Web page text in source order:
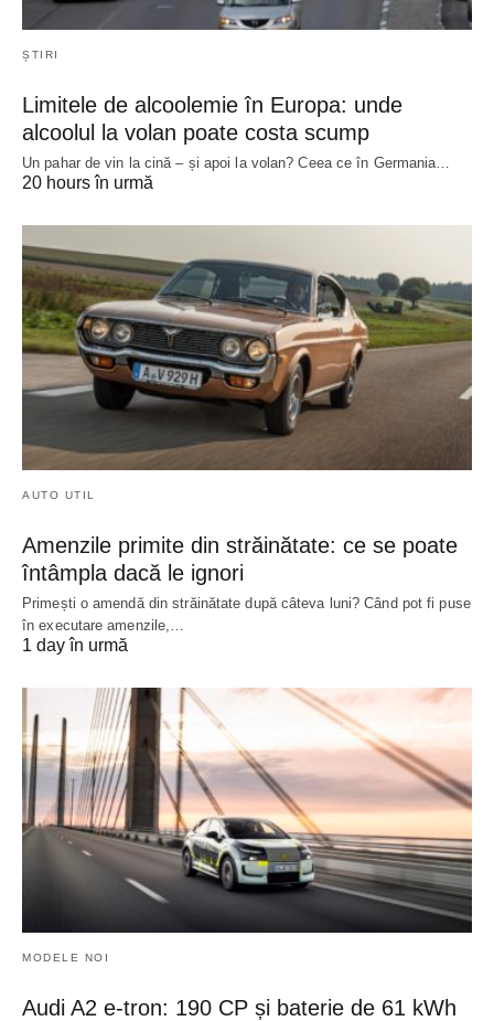
ȘTIRI
Limitele de alcoolemie în Europa: unde
alcoolul la volan poate costa scump
Un pahar de vin la cină – și apoi la volan? Ceea ce în Germania…
20 hours în urmă
AUTO UTIL
Amenzile primite din străinătate: ce se poate
întâmpla dacă le ignori
Primești o amendă din străinătate după câteva luni? Când pot fi puse
în executare amenzile,…
1 day în urmă
MODELE NOI
Audi A2 e-tron: 190 CP și baterie de 61 kWh